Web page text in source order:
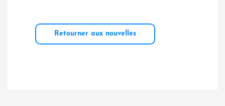
Retourner aux nouvelles